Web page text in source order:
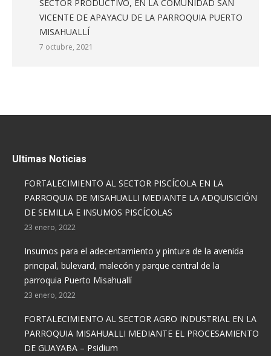
SECTOR PRODUCTIVO, EN LA COMUNIDAD SAN
VICENTE DE APAYACU DE LA PARROQUIA PUERTO
MISAHUALLÍ
7 octubre, 2021
Ultimas Noticias
FORTALECIMIENTO AL SECTOR PISCÍCOLA EN LA
PARROQUIA DE MISAHUALLI MEDIANTE LA ADQUISICIÓN
DE SEMILLA E INSUMOS PISCÍCOLAS
23 enero, 2022
Insumos para el adecentamiento y pintura de la avenida
principal, bulevard, malecón y parque central de la
parroquia Puerto Misahuallí
23 enero, 2022
FORTALECIMIENTO AL SECTOR AGRO INDUSTRIAL EN LA
PARROQUIA MISAHUALLI MEDIANTE EL PROCESAMIENTO
DE GUAYABA – Psidium